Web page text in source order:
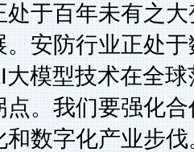
于百年未有之
。安防行业正处
模型技术在全
。我们要强化
和数字化产业步伐